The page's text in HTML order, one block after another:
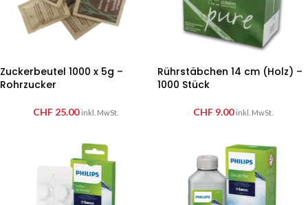
Zuckerbeutel 1000 x 5g –
Rohrzucker
CHF25.00 inkl. MwSt.
Rührstäbchen 14 cm (Holz) –
1000 Stück
CHF9.00 inkl. MwSt.